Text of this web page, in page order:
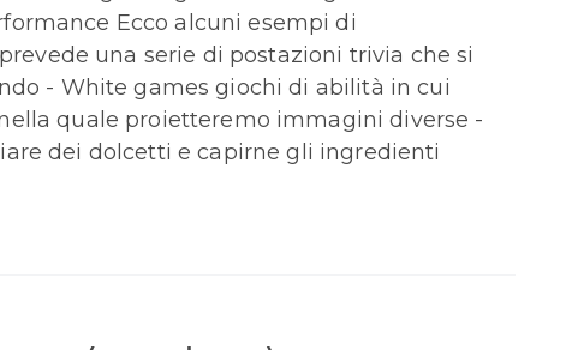
Ecco alcuni esempi di
una serie di postazioni trivia che si
- White games giochi di abilità in cui
quale proietteremo immagini diverse -
dei dolcetti e capirne gli ingredienti